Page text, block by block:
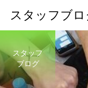
スタッフブ
スタッフ
ブログ